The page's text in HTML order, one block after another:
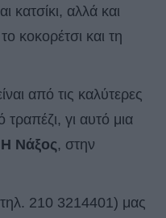
κατσίκι, αλλά και
κοκορέτσι και τη
από τις καλύτερες
τραπέζι, γι αυτό μια
Η Νάξος, στην
210 3214401) μας